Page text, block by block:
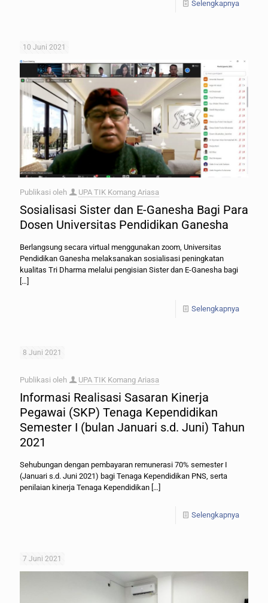
Selengkapnya
10 Juni 2021
Publikasi oleh UPA TIK Komang Ariasa
Sosialisasi Sister dan E-Ganesha Bagi Para
Dosen Universitas Pendidikan Ganesha
Berlangsung secara virtual menggunakan zoom, Universitas
Pendidikan Ganesha melaksanakan sosialisasi peningkatan
kualitas Tri Dharma melalui pengisian Sister dan E-Ganesha bagi
[…]
Selengkapnya
8 Juni 2021
Publikasi oleh UPA TIK Komang Ariasa
Informasi Realisasi Sasaran Kinerja
Pegawai (SKP) Tenaga Kependidikan
Semester I (bulan Januari s.d. Juni) Tahun
2021
Sehubungan dengan pembayaran remunerasi 70% semester I
(Januari s.d. Juni 2021) bagi Tenaga Kependidikan PNS, serta
penilaian kinerja Tenaga Kependidikan […]
Selengkapnya
7 Juni 2021